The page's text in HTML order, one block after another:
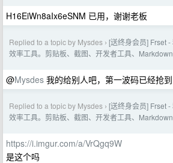
H16EiWn8aIx6eSNM 已用，谢谢老板
Replied to a topic by Mysdes › [送终身会员] Frset
效率工具。剪贴板、截图、开发者工具、
@Mysdes 我的给别人吧，第一波码已经抢
Replied to a topic by Mysdes › [送终身会员] Frset
效率工具。剪贴板、截图、开发者工具、
https://i.imgur.com/a/VrQgq9W
是这个吗